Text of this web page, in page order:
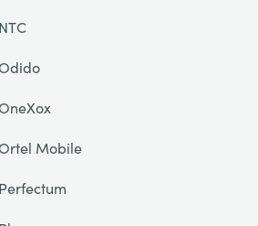
NTC
Mobile
Perfectum